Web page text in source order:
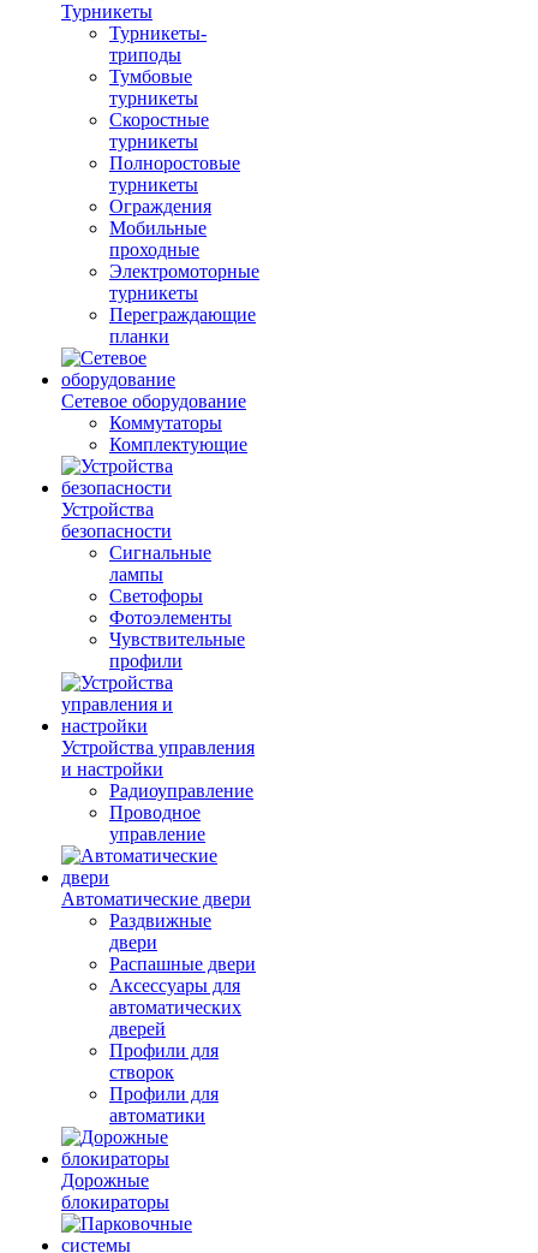
Турникеты
Турникеты-
триподы
Тумбовые
турникеты
Скоростные
турникеты
Полноростовые
турникеты
Ограждения
Мобильные
проходные
Электромоторные
турникеты
Переграждающие
планки
Сетевое оборудование
Коммутаторы
Комплектующие
Устройства
безопасности
Сигнальные
лампы
Светофоры
Фотоэлементы
Чувствительные
профили
Устройства управления
и настройки
Радиоуправление
Проводное
управление
Автоматические двери
Раздвижные
двери
Распашные двери
Аксессуары для
автоматических
дверей
Профили для
створок
Профили для
автоматики
Дорожные
блокираторы